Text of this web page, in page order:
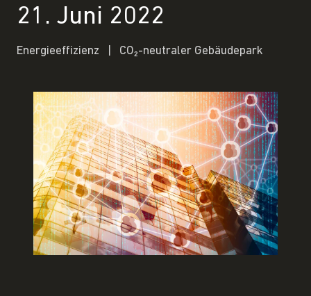
21. Juni 2022
Energieeffizienz CO₂-neutraler Gebäudepark